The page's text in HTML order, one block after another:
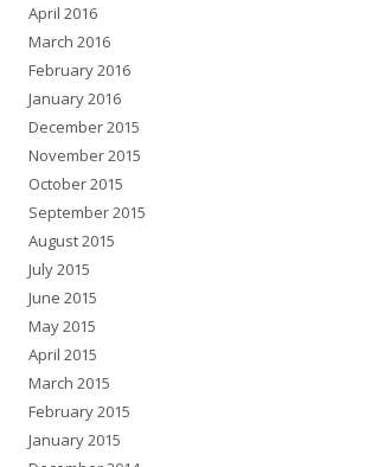
April 2016
March 2016
February 2016
January 2016
December 2015
November 2015
October 2015
September 2015
August 2015
July 2015
June 2015
May 2015
April 2015
March 2015
February 2015
January 2015